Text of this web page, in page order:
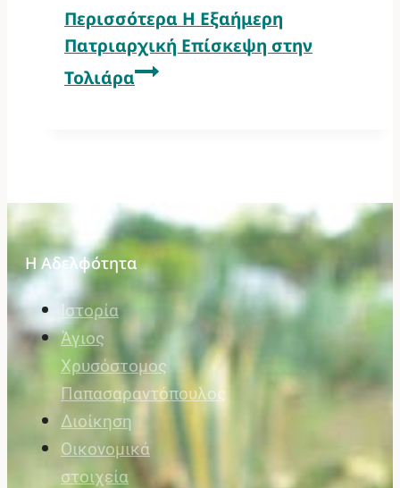
Περισσότερα Η Εξαήμερη
Πατριαρχική Επίσκεψη στην
Τολιάρα
Η Αδελφότητα
Ιστορία
Άγιος
Χρυσόστομος
Παπασαραντόπουλος
Διοίκηση
Οικονομικά
στοιχεία